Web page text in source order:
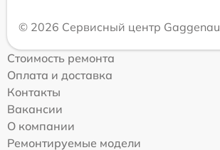
© 2026 Сервисный центр Gaggenau
Стоимость ремонта
Оплата и доставка
Контакты
Вакансии
О компании
Ремонтируемые модели